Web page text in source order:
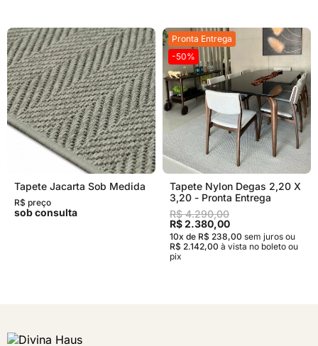
Tapete Jacarta Sob Medida
R$ preço
sob consulta
Pronta Entrega
-50%
Tapete Nylon Degas 2,20 X
3,20 - Pronta Entrega
R$ 4.290,00
R$ 2.380,00
10x de R$ 238,00 sem juros ou
R$ 2.142,00 à vista no boleto ou
pix